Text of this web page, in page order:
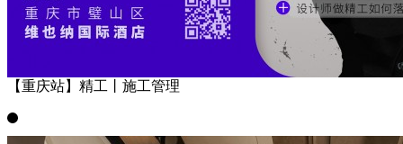
【重庆站】精工丨施工管理